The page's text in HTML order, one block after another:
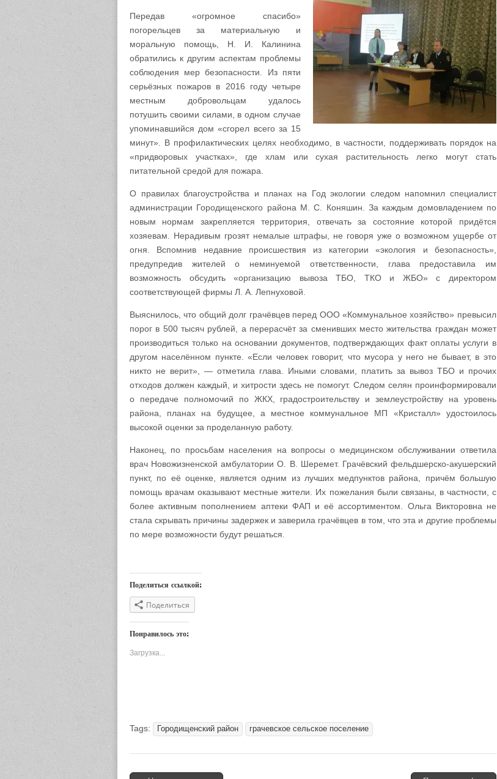
Передав «огромное спасибо»
погорельцев за материальную и
моральную помощь, Н. И. Калинина
обратились к другим аспектам проблемы
соблюдения мер безопасности. Из пяти
серьёзных пожаров в 2016 году четыре
местным добровольцам удалось
потушить своими силами, в одном случае
упоминавшийся дом «сгорел всего за 15
минут». В профилактических целях необходимо, в частности, поддерживать порядок на
«придворовых участках», где хлам или сухая растительность легко могут стать
питательной средой для пожара.
О правилах благоустройства и планах на Год экологии следом напомнил специалист
администрации Городищенского района М. С. Коняшин. За каждым домовладением по
новым нормам закрепляется территория, отвечать за состояние которой придётся
хозяевам. Нерадивым грозят немалые штрафы, не говоря уже о возможном ущербе от
огня. Вспомнив недавние происшествия из категории «экология и безопасность»,
предупредив жителей о неминуемой ответственности, глава предоставила им
возможность обсудить «организацию вывоза ТБО, ТКО и ЖБО» с директором
соответствующей фирмы Л. А. Лепнуховой.
Выяснилось, что общий долг грачёвцев перед ООО «Коммунальное хозяйство» превысил
порог в 500 тысяч рублей, а перерасчёт за сменивших место жительства граждан может
производиться только на основании документов, подтверждающих факт оплаты услуги в
другом населённом пункте. «Если человек говорит, что мусора у него не бывает, в это
никто не верит», — отметила глава. Иными словами, платить за вывоз ТБО и прочих
отходов должен каждый, и хитрости здесь не помогут. Следом селян проинформировали
о передаче полномочий по ЖКХ, градостроительству и землеустройству на уровень
района, планах на будущее, а местное коммунальное МП «Кристалл» удостоилось
высокой оценки за проделанную работу.
Наконец, по просьбам населения на вопросы о медицинском обслуживании ответила
врач Новожизненской амбулатории О. В. Шеремет. Грачёвский фельдшерско-акушерский
пункт, по её оценке, является одним из лучших медпунктов района, причём большую
помощь врачам оказывают местные жители. Их пожелания были связаны, в частности, с
более активным пополнением аптеки ФАП и её ассортиментом. Ольга Викторовна не
стала скрывать причины задержек и заверила грачёвцев в том, что эта и другие проблемы
по мере возможности будут решаться.
Поделиться ссылкой:
Поделиться
Понравилось это:
Загрузка...
Tags: Городищенский район грачевское сельское поселение